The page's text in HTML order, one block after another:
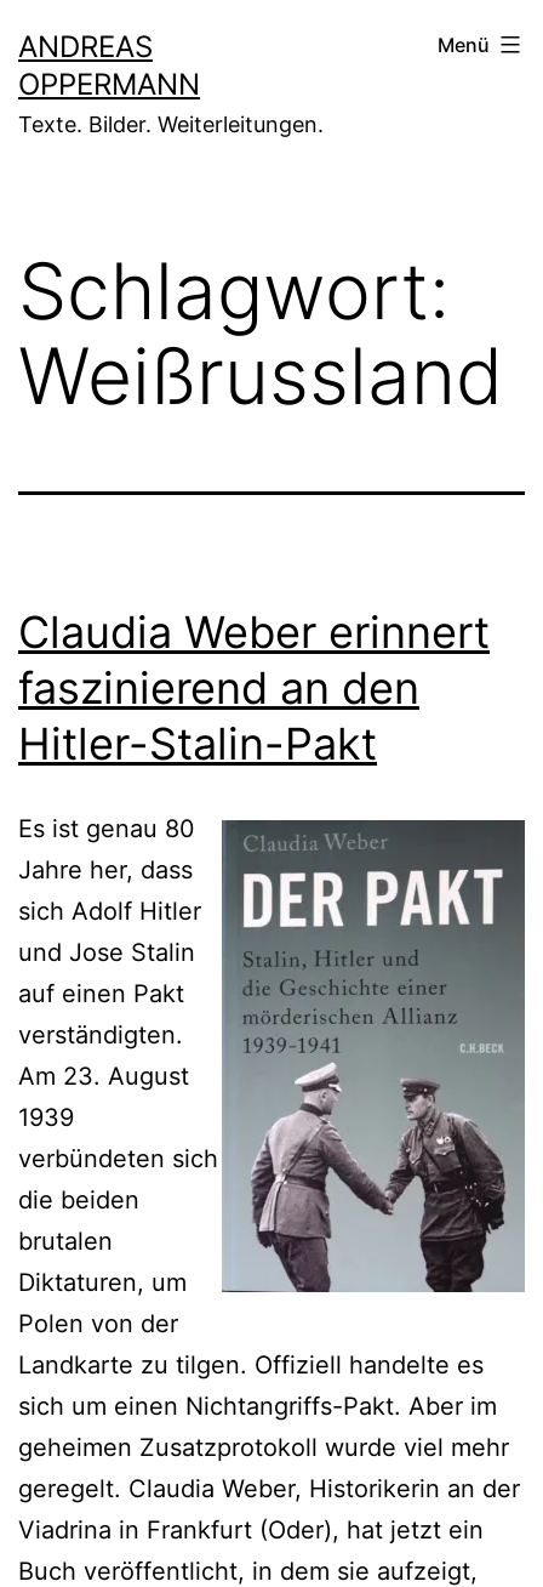
Inhalt
springen
ANDREAS
OPPERMANN
Texte. Bilder. Weiterleitungen.
Menü
Schlagwort:
Weißrussland
Claudia Weber erinnert
faszinierend an den
Hitler-Stalin-Pakt
Es ist genau 80
Jahre her, dass
sich Adolf Hitler
und Jose Stalin
auf einen Pakt
verständigten.
Am 23. August
1939
verbündeten sich
die beiden
brutalen
Diktaturen, um
Polen von der
Landkarte zu tilgen. Offiziell handelte es
sich um einen Nichtangriffs-Pakt. Aber im
geheimen Zusatzprotokoll wurde viel mehr
geregelt. Claudia Weber, Historikerin an der
Viadrina in Frankfurt (Oder), hat jetzt ein
Buch veröffentlicht, in dem sie aufzeigt,